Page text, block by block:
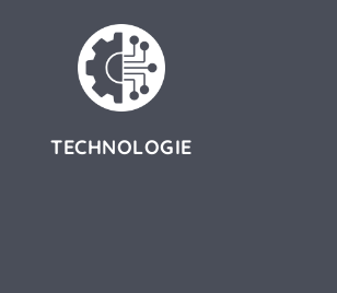
TECHNOLOGIE